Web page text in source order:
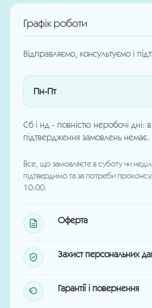
Графік роботи
Відправляємо, консультуємо і
Пн-Пт
Сб і нд - повністю неробочі дні:
підтвердження замовлень немає.
Все, що замовляєте в суботу чи
підтвердимо та за потреби
10:00.
Оферта
Захист персональних
Гарантії і повернення